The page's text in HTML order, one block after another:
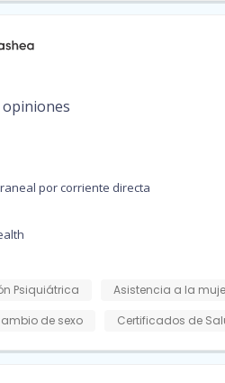
opiniones
por corriente directa
Psiquiátrica
Asistencia a la
de sexo Certificados de